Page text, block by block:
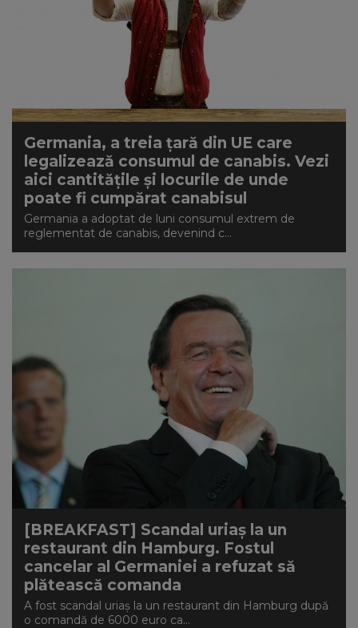
Germania, a treia țară din UE care
legalizează consumul de canabis. Vezi
aici cantităţile şi locurile de unde
poate fi cumpărat canabisul
Germania a adoptat de luni consumul extrem de
reglementat de canabis, devenind c...
[BREAKFAST] Scandal uriaș la un
restaurant din Hamburg. Fostul
cancelar al Germaniei a refuzat să
plătească comanda
A fost scandal uriaș la un restaurant din Hamburg după
o comandă de 6000 euro ca...